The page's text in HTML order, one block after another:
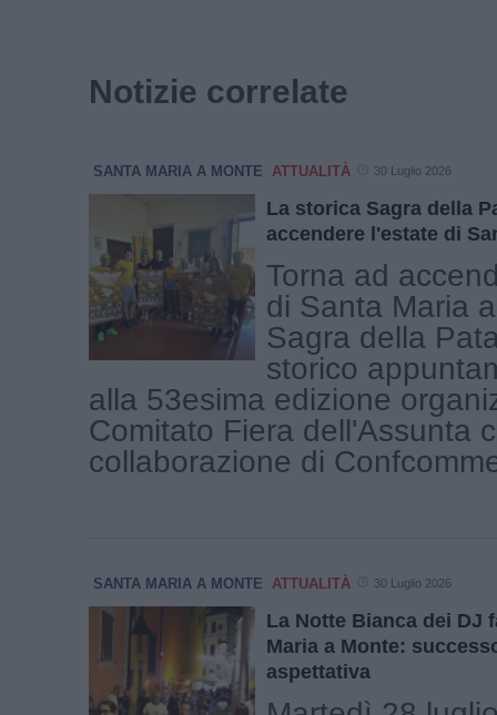
Notizie correlate
SANTA MARIA A MONTE ATTUALITÀ 30 Luglio 2026
La storica Sagra della
accendere l'estate di
Torna ad
di Santa Maria
Sagra della
storico
alla 53esima edizione
Comitato Fiera dell'Assunta
collaborazione di
SANTA MARIA A MONTE ATTUALITÀ 30 Luglio 2026
La Notte Bianca dei DJ
Maria a Monte:
aspettativa